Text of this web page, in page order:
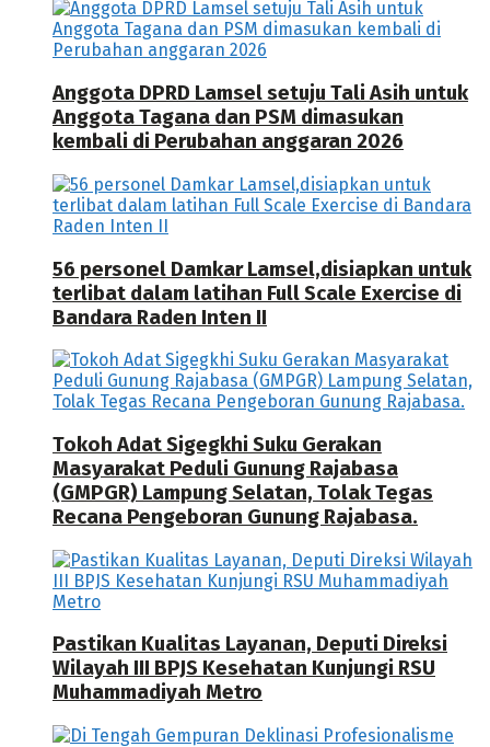
Anggota DPRD Lamsel setuju Tali Asih untuk
Anggota Tagana dan PSM dimasukan
kembali di Perubahan anggaran 2026
56 personel Damkar Lamsel,disiapkan untuk
terlibat dalam latihan Full Scale Exercise di
Bandara Raden Inten II
Tokoh Adat Sigegkhi Suku Gerakan
Masyarakat Peduli Gunung Rajabasa
(GMPGR) Lampung Selatan, Tolak Tegas
Recana Pengeboran Gunung Rajabasa.
Pastikan Kualitas Layanan, Deputi Direksi
Wilayah III BPJS Kesehatan Kunjungi RSU
Muhammadiyah Metro